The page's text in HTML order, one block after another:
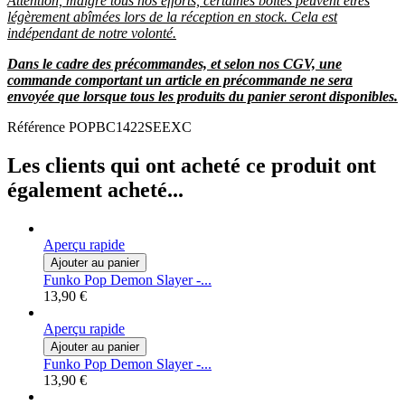
légèrement abîmées lors de la réception en stock. Cela est
indépendant de notre volonté.
Dans le cadre des précommandes, et selon nos CGV, une
commande comportant un article en précommande ne sera
envoyée que lorsque tous les produits du panier seront disponibles.
Référence POPBC1422SEEXC
Les clients qui ont acheté ce produit ont
également acheté...
Aperçu rapide
Ajouter au panier
Funko Pop Demon Slayer -...
13,90 €
Aperçu rapide
Ajouter au panier
Funko Pop Demon Slayer -...
13,90 €